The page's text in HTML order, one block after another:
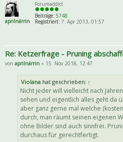
aprilnärrin
Forumaddict
Beiträge: 5748
Registriert: 7. Apr 2013, 01:57
Re: Ketzerfrage - Pruning
von aprilnärrin » 15. Nov 2018, 12:47
Violana hat geschrieben: ↑
Nicht jeder will vielleicht nach
sehen und eigentlich alles geht da
aber ganz gerne mal welche
durch, man räumt seinen eigenen
ohne Bilder sind auch sinnfrei.
durchaus für gerechtfertigt.